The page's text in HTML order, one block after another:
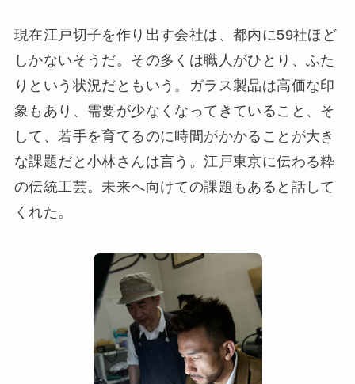
現在江戸切子を作り出す会社は、都内に59社ほど
しかないそうだ。その多くは職人がひとり、ふた
りという状況だともいう。ガラス製品は高価な印
象もあり、需要が少なくなってきていること、そ
して、若手を育てるのに時間がかかることが大き
な課題だと小林さんは言う。江戸東京に伝わる粋
の伝統工芸。未来へ向けての課題もあると話して
くれた。